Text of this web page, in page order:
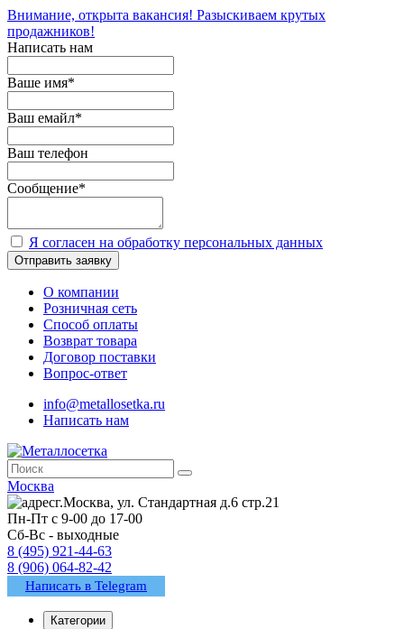
Внимание, открыта вакансия! Разыскиваем крутых
продажников!
Написать нам
Ваше имя*
Ваш емайл*
Ваш телефон
Сообщение*
Я согласен на обработку персональных данных
Отправить заявку
О компании
Розничная сеть
Способ оплаты
Возврат товара
Договор поставки
Вопрос-ответ
info@metallosetka.ru
Написать нам
Москва
г.Москва, ул. Стандартная д.6 стр.21
Пн-Пт с 9-00 до 17-00
Сб-Вс - выходные
8 (495) 921-44-63
8 (906) 064-82-42
Написать в Telegram
Категории